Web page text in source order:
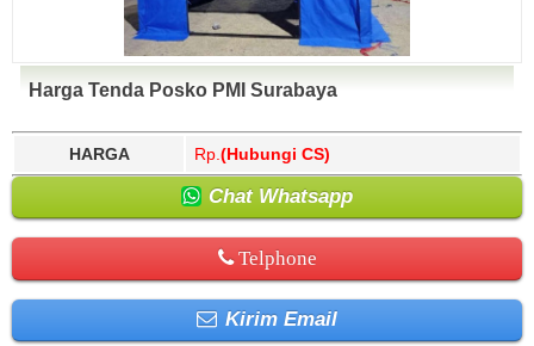
Harga Tenda Posko PMI Surabaya
HARGA Rp. (Hubungi CS)
Chat Whatsapp
Telphone
Kirim Email